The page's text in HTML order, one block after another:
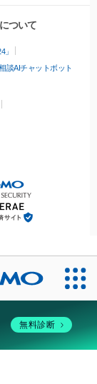
ついて
」
談AIチャットボット
無料診断